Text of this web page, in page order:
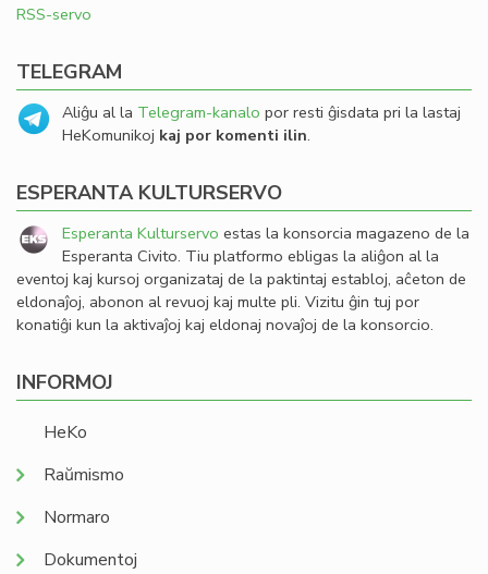
RSS-servo
TELEGRAM
Aliĝu al la Telegram-kanalo por resti ĝisdata pri la lastaj
HeKomunikoj kaj por komenti ilin.
ESPERANTA KULTURSERVO
Esperanta Kulturservo estas la konsorcia magazeno de la
Esperanta Civito. Tiu platformo ebligas la aliĝon al la
eventoj kaj kursoj organizataj de la paktintaj establoj, aĉeton de
eldonaĵoj, abonon al revuoj kaj multe pli. Vizitu ĝin tuj por
konatiĝi kun la aktivaĵoj kaj eldonaj novaĵoj de la konsorcio.
INFORMOJ
HeKo
Raŭmismo
Normaro
Dokumentoj